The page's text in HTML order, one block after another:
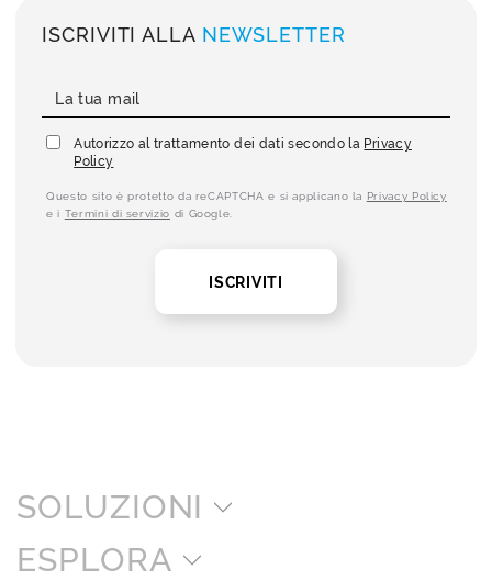
ISCRIVITI ALLA NEWSLETTER
Autorizzo al trattamento dei dati secondo la Privacy
Policy
Questo sito è protetto da reCAPTCHA e si applicano la Privacy Policy
e i Termini di servizio di Google.
ISCRIVITI
SOLUZIONI
ESPLORA